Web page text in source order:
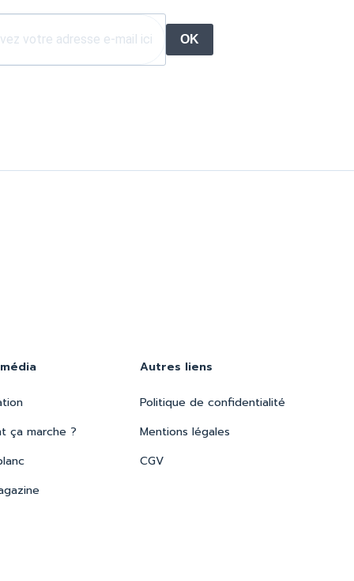
OK
ça marche ?
Autres liens
Politique de confidentialité
Mentions légales
CGV